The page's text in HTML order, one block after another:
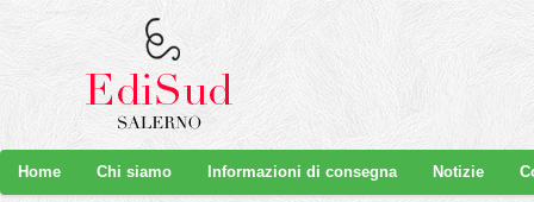
Home Chi siamo Informazioni di consegna Notizie